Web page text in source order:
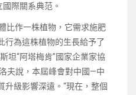
際關系典范。
比作一株植物，它需求施肥
行為這株植物的生長給予了
坦“阿塔梅肯”國家企業家協
夫說，本屆峰會對中國—中
升級影響深遠。“現在，整個